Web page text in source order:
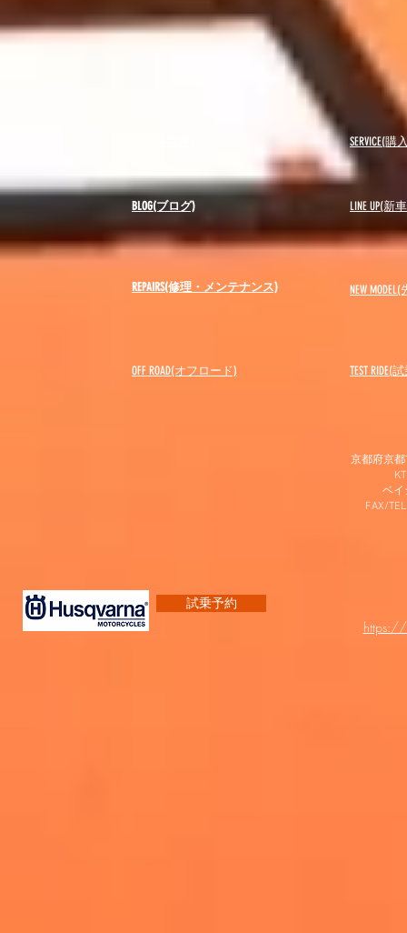
BLOG(ブログ)
SERVICE(
LINE UP(新
REPAIRS(修理・メンテナンス) NEW MODEL(
OFF ROAD(オフロード) ​TEST RIDE(
京都府京
ベイ
FAX/
試乗予約
https://